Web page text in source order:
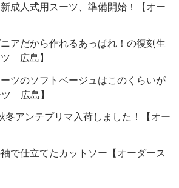
成人式用スーツ、準備開始！【オー
アだから作れるあっぱれ！の復刻生
広島】
ツのソフトベージュはこのくらいが
広島】
冬アンテプリマ入荷しました！【オー
で仕立てたカットソー【オーダース